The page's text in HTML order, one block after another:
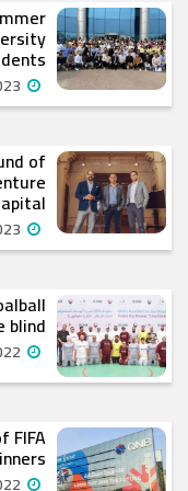
of
blind
FIFA